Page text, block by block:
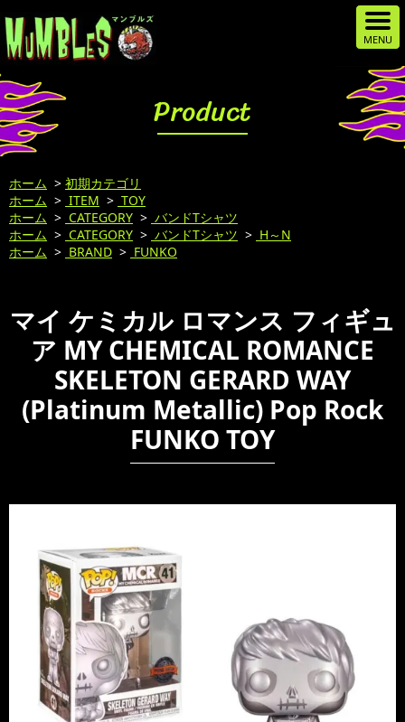
Product
ホーム > 初期カテゴリ
ホーム > ITEM > TOY
ホーム > CATEGORY > バンドTシャツ
ホーム > CATEGORY > バンドTシャツ > H～N
ホーム > BRAND > FUNKO
マイ ケミカル ロマンス フィギュ
ア MY CHEMICAL ROMANCE
SKELETON GERARD WAY
(Platinum Metallic) Pop Rock
FUNKO TOY